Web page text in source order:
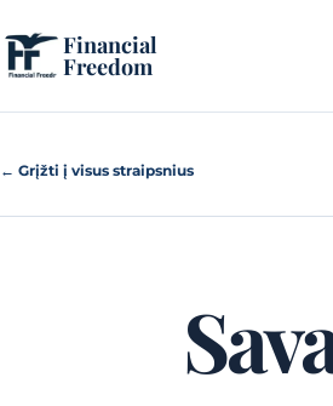
Financial
Freedom
← Grįžti į visus straipsnius